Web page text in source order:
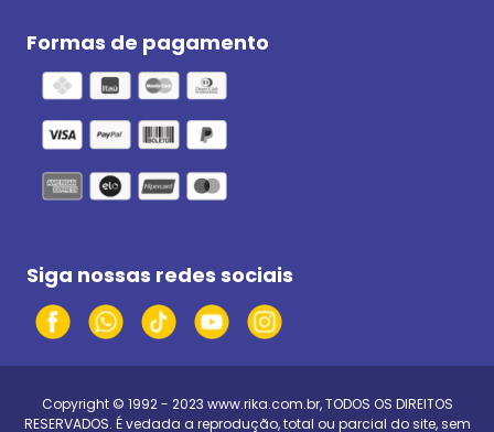
Formas de pagamento
Siga nossas redes sociais
Copyright © 1992 - 2023 www.rika.com.br, TODOS OS DIREITOS
RESERVADOS. É vedada a reprodução, total ou parcial do site, sem